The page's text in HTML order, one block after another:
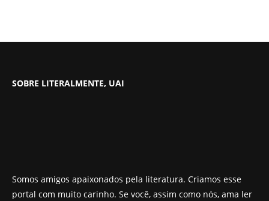
SOBRE LITERALMENTE, UAI
Somos amigos apaixonados pela literatura. Criamos esse
portal com muito carinho. Se você, assim como nós, ama ler